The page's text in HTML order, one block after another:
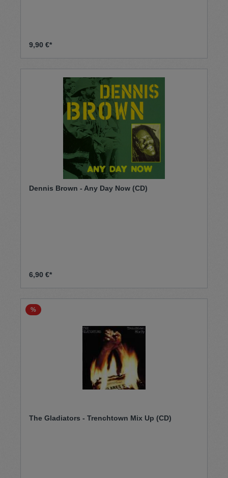
9,90 €*
Dennis Brown - Any Day Now (CD)
6,90 €*
%
The Gladiators - Trenchtown Mix Up (CD)